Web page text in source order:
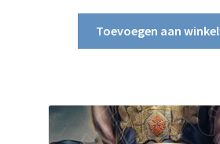
Toevoegen aan